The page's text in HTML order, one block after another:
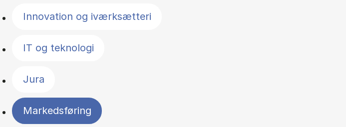
Innovation og iværksætteri
IT og teknologi
Jura
Markedsføring